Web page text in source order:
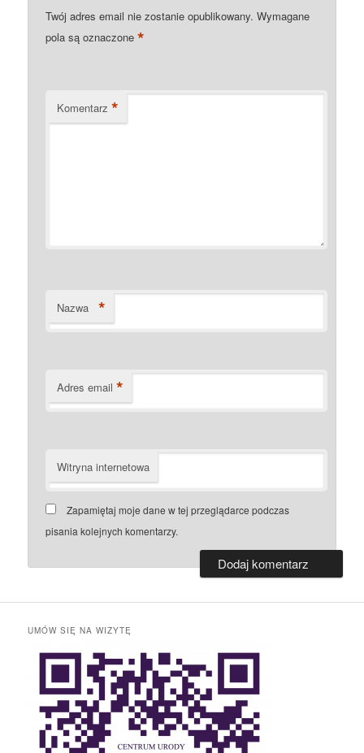
Twój adres email nie zostanie opublikowany. Wymagane
pola są oznaczone*
Komentarz *
Nazwa *
Adres email *
Witryna internetowa
Zapamiętaj moje dane w tej przeglądarce podczas
pisania kolejnych komentarzy.
UMÓW SIĘ NA WIZYTĘ